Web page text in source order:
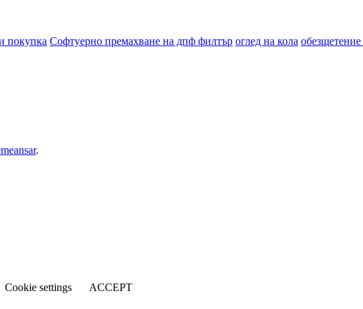
покупка Софтуерно премахване на дпф филтър оглед на кола
.
Cookie settings ACCEPT